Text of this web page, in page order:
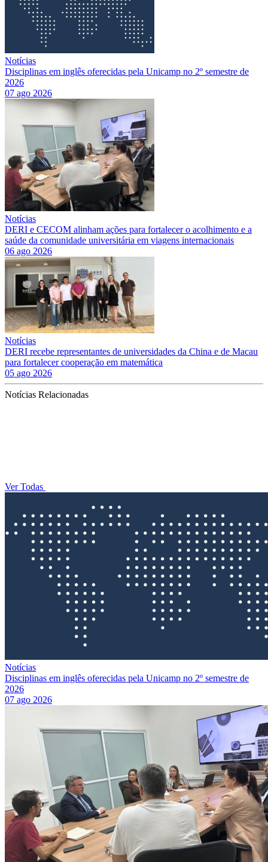
Notícias
Disciplinas em inglês oferecidas pela Unicamp no 2º semestre de
2026
07 ago 2026
Notícias
DERI e CECOM alinham ações para fortalecer o acolhimento e a
saúde da comunidade universitária em viagens internacionais
06 ago 2026
Notícias
DERI recebe representantes de universidades da China e de Macau
para fortalecer cooperação em matemática
05 ago 2026
Notícias Relacionadas
Ver Todas
Notícias
Disciplinas em inglês oferecidas pela Unicamp no 2º semestre de
2026
07 ago 2026